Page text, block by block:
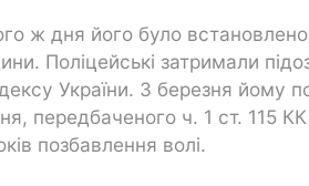
ж дня його було встановлено
Поліцейські затримали
України. 3 березня йому
передбаченого ч. 1 ст. 115
позбавлення волі.